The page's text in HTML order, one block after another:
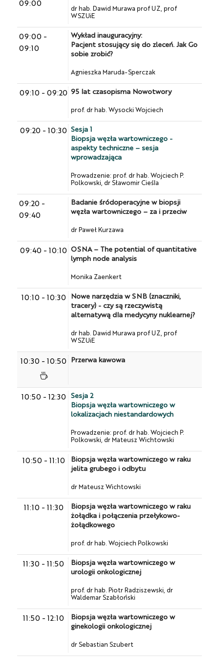
09:00
dr hab. Dawid Murawa prof UZ, prof
WSZUiE
09:00 -
09:10
Wykład inauguracyjny:
Pacjent stosujący się do zleceń. Jak Go
sobie zrobić?
Agnieszka Maruda-Sperczak
09:10 - 09:20 95 lat czasopisma Nowotwory
prof. dr hab. Wysocki Wojciech
09:20 - 10:30 Sesja 1
Biopsja węzła wartowniczego -
aspekty techniczne – sesja
wprowadzająca
Prowadzenie: prof. dr hab. Wojciech P.
Polkowski, dr Sławomir Cieśla
09:20 -
09:40
Badanie śródoperacyjne w biopsji
węzła wartowniczego – za i przeciw
dr Paweł Kurzawa
09:40 - 10:10 OSNA – The potential of quantitative
lymph node analysis
Monika Zaenkert
10:10 - 10:30
Nowe narzędzia w SNB (znaczniki,
tracery) - czy są rzeczywistą
alternatywą dla medycyny nuklearnej?
dr hab. Dawid Murawa prof UZ, prof
WSZUiE
10:30 - 10:50 Przerwa kawowa
10:50 - 12:30
Sesja 2
Biopsja węzła wartowniczego w
lokalizacjach niestandardowych
Prowadzenie: prof. dr hab. Wojciech P.
Polkowski, dr Mateusz Wichtowski
10:50 - 11:10
Biopsja węzła wartowniczego w raku
jelita grubego i odbytu
dr Mateusz Wichtowski
11:10 - 11:30
Biopsja węzła wartowniczego w raku
żołądka i połączenia przełykowo-
żołądkowego
prof. dr hab. Wojciech Polkowski
11:30 - 11:50
Biopsja węzła wartowniczego w
urologii onkologicznej
prof. dr hab. Piotr Radziszewski, dr
Waldemar Szabłoński
11:50 - 12:10
Biopsja węzła wartowniczego w
ginekologii onkologicznej
dr Sebastian Szubert